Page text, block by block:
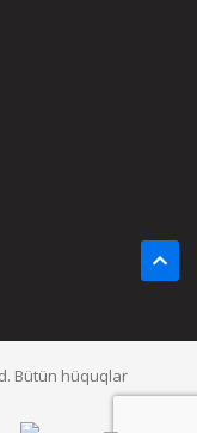
Bütün hüquqlar